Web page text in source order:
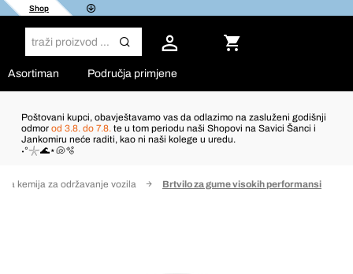
Shop
Asortiman Područja primjene
Poštovani kupci, obavještavamo vas da odlazimo na zasluženi godišnji
odmor od 3.8. do 7.8. te u tom periodu naši Shopovi na Savici Šanci i
Jankomiru neće raditi, kao ni naši kolege u uredu.
˖°𓇼🌊⋆🐚🫧
kemija za održavanje vozila Brtvilo za gume visokih performansi